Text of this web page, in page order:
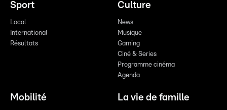
Sport
Local
International
Résultats
Culture
News
Musique
Gaming
Ciné & Series
Programme cinéma
Agenda
Mobilité La vie de famille